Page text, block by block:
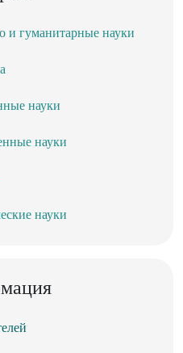
и гуманитарные науки
науки
науки
науки